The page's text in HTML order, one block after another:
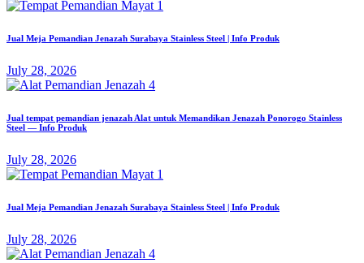
Jual Meja Pemandian Jenazah Surabaya Stainless Steel | Info Produk
July 28, 2026
Jual tempat pemandian jenazah Alat untuk Memandikan Jenazah Ponorogo Stainless
Steel — Info Produk
July 28, 2026
Jual Meja Pemandian Jenazah Surabaya Stainless Steel | Info Produk
July 28, 2026